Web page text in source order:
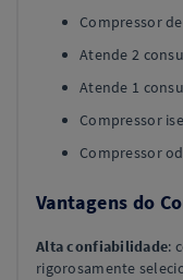
Compressor
Atende 2
Atende 1
Compressor
Compressor
Vantagens do
Alta confiabilidade:
rigorosamente